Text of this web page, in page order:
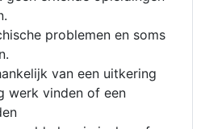
problemen en soms
van een uitkering
werk vinden of een